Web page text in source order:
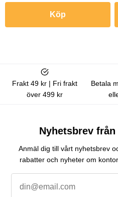
Köp
Frakt 49 kr | Fri frakt
över 499 kr
Betala
Nyhetsbrev
Anmäl dig till vårt nyhetsbrev
rabatter och nyheter om